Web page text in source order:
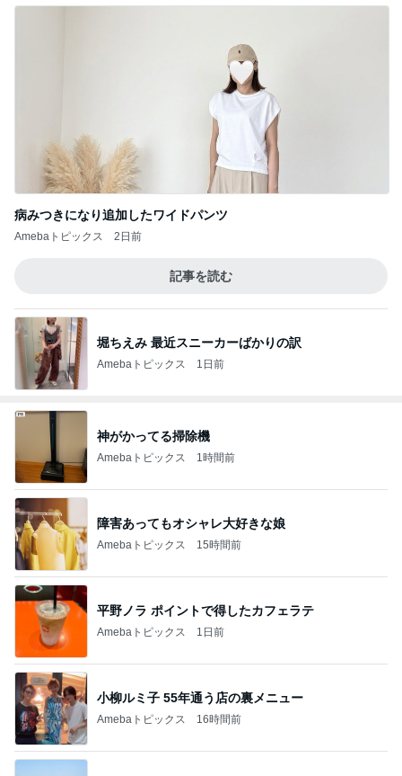
病みつきになり追加したワイドパンツ
Amebaトピックス 2日前
記事を読む
堀ちえみ 最近スニーカーばかりの訳
Amebaトピックス 1日前
神がかってる掃除機
Amebaトピックス 1時間前
障害あってもオシャレ大好きな娘
Amebaトピックス 15時間前
平野ノラ ポイントで得したカフェラテ
Amebaトピックス 1日前
小柳ルミ子 55年通う店の裏メニュー
Amebaトピックス 16時間前